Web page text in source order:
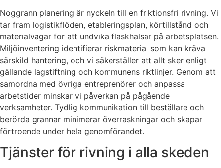
Noggrann planering är nyckeln till en friktionsfri rivning. Vi
tar fram logistikflöden, etableringsplan, körtillstånd och
materialvägar för att undvika flaskhalsar på arbetsplatsen.
Miljöinventering identifierar riskmaterial som kan kräva
särskild hantering, och vi säkerställer att allt sker enligt
gällande lagstiftning och kommunens riktlinjer. Genom att
samordna med övriga entreprenörer och anpassa
arbetstider minskar vi påverkan på pågående
verksamheter. Tydlig kommunikation till beställare och
berörda grannar minimerar överraskningar och skapar
förtroende under hela genomförandet.
Tjänster för rivning i alla skeden